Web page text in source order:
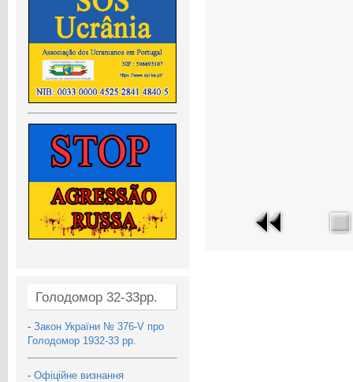
Голодомор 32-33рр.
- Закон України № 376-V про
Голодомор 1932-33 рр.
- Офіційне визнання